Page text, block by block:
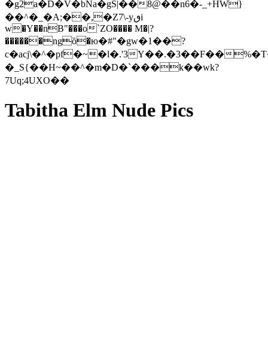
�g2a�D�V�bNa�gS|��8@��n6�-_+HW}
��^�_�A;��,�Z7\-yٯi
w�Y��nB"���o`ZO���� M�|?
������ngȍ�ю�#"�gw�1��?
c�acj\�^�pf�~�l�.'3Y��.�3��F��
�_S{��H~��^�m�D�`���k��wk?
7Uq;4UXO��
Tabitha Elm Nude Pics